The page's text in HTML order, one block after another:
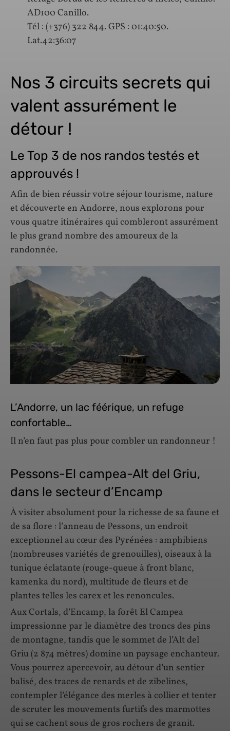
AD100 Canillo.
Tél : (+376) 322 844. GPS : 01:40:50.
Lat.42:36:07
Nos 3 circuits secrets qui
valent assurément le
détour !
Le Top 3 de nos randos testés et
approuvés !
Afin de bien réussir votre séjour tourisme, nature
et découverte en Andorre, nous explorons pour
vous quatre itinéraires qui combleront assurément
le plus grand nombre des amoureux de la
randonnée.
L’Andorre, un lac féérique, un refuge
confortable…
Il n’en faut pas plus pour combler un randonneur !
Pessons-El campea-Alt del Griu,
dans le secteur d’Encamp
À visiter absolument pour la richesse de sa faune et
de sa flore : l’anneau de Pessons, un endroit
exceptionnel au cœur des Pyrénées : amphibiens
(nombreuses variétés de grenouilles), oiseaux à la
tunique éclatante (rouge-queue à front blanc,
kamenka du nord), multitude de fleurs et de
plantes telles les carex et les renoncules.
Aux Cortals, d’Encamp, la forêt El Campea
impressionne par le diamètre des troncs des pins
de montagne, tandis que le sommet de l’Alt del
Griu (2 874 mètres) domine un paysage enchanteur.
Vous pourrez apercevoir, au détour d’un sentier
balisé, des traces de renards et de zibelines,
contempler l’élégance des merles à collier et tenter
de scruter les mouvements furtifs des marmottes
qui se cachent sous de gros rochers de granit.